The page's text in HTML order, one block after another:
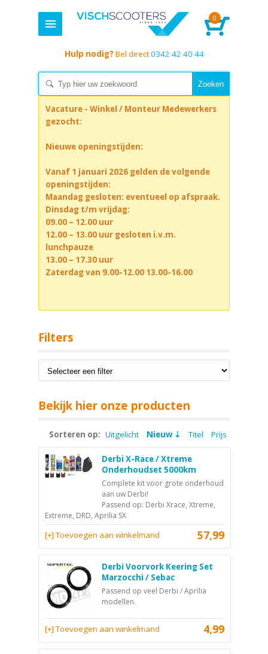
0
Hulp nodig? Bel direct0342 42 40 44
Vacature - Winkel / Monteur Medewerkers
gezocht:
Nieuwe openingstijden:
Vanaf 1 januari 2026 gelden de volgende
openingstijden:
Maandag gesloten: eventueel op afspraak.
Dinsdag t/m vrijdag:
09.00 – 12.00 uur
12.00 – 13.00 uur gesloten i.v.m.
lunchpauze
13.00 – 17.30 uur
Zaterdag van 9.00-12.00 13.00-16.00
Filters
Bekijk hier onze producten
Sorteren op: Uitgelicht Nieuw Titel Prijs
Derbi X-Race / Xtreme
Onderhoudset 5000km
Complete kit voor grote onderhoud
aan uw Derbi!
Passend op: Derbi Xrace, Xtreme,
Extreme, DRD, Aprilia SX
57,99
[+] Toevoegen aan winkelmand
Derbi Voorvork Keering Set
Marzocchi / Sebac
Passend op veel Derbi / Aprilia
modellen.
4,99
[+] Toevoegen aan winkelmand